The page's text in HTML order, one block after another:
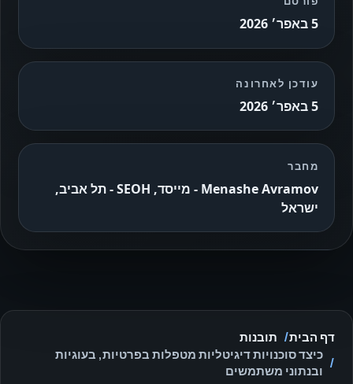
5 באפר׳ 2026
עודכן לאחרונה
5 באפר׳ 2026
מחבר
Menashe Avramov - מייסד, SEOH - תל אביב,
ישראל
דף הבית
תובנות
כיצד סוכנויות דיגיטליות מטפלות בפרטיות, בעוגיות
ובנתוני משתמשים